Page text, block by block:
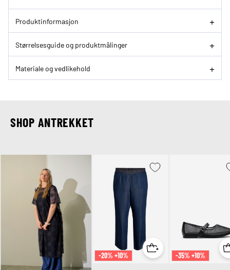
Produktinformasjon
Størrelsesguide og produktmålinger
Materiale og vedlikehold
SHOP ANTREKKET
-20% +10% -35% +10%